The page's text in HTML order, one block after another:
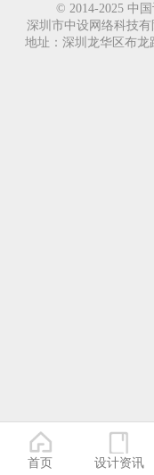
© 2014-2025 中
深圳市中设网络科技
地址：深圳龙华区布龙
首页 设计资讯